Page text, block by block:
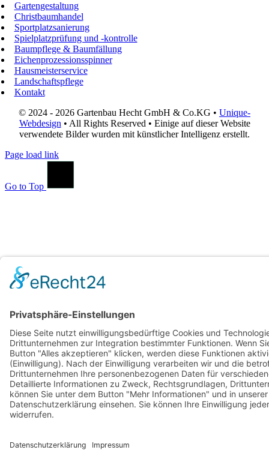
Gartengestaltung
Christbaumhandel
Sportplatzsanierung
Spielplatzprüfung und -kontrolle
Baumpflege & Baumfällung
Eichenprozessionsspinner
Hausmeisterservice
Landschaftspflege
Kontakt
© 2024 - 2026 Gartenbau Hecht GmbH & Co.KG • Unique-
Webdesign • All Rights Reserved • Einige auf dieser Website
verwendete Bilder wurden mit künstlicher Intelligenz erstellt.
Page load link
Go to Top